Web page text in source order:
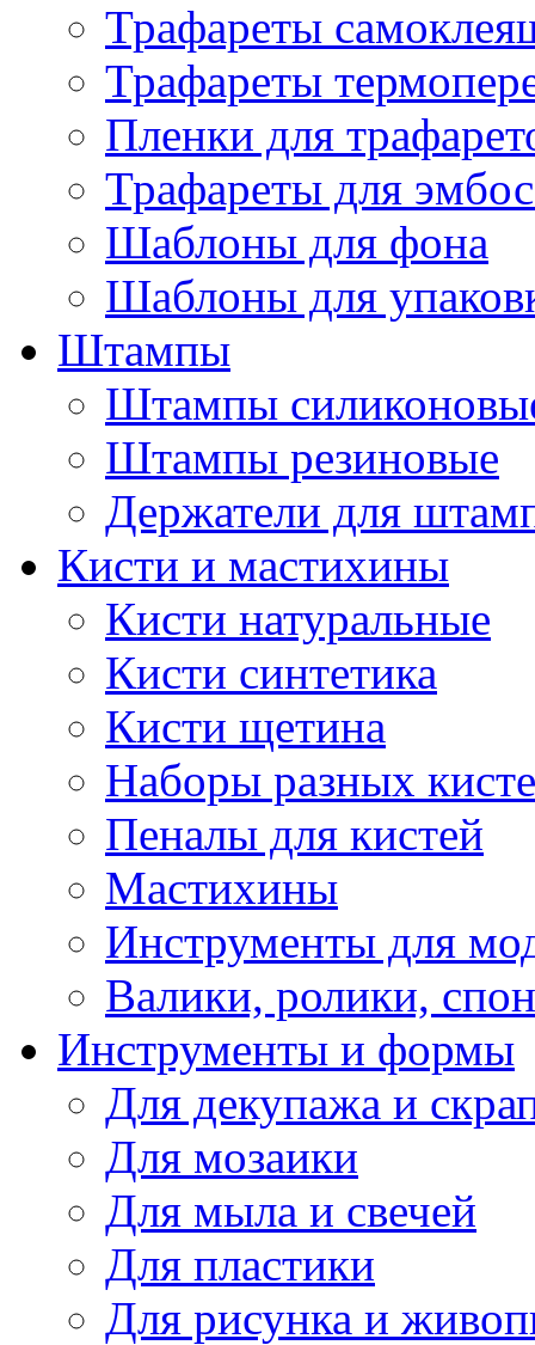
Трафареты
Трафареты
Пленки для
Трафареты для
Шаблоны для фона
Шаблоны для
Штампы
Штампы
Штампы резиновые
Держатели для
Кисти и мастихины
Кисти натуральные
Кисти синтетика
Кисти щетина
Наборы разных
Пеналы для кистей
Мастихины
Инструменты для
Валики, ролики,
Инструменты и формы
Для декупажа и
Для мозаики
Для мыла и свечей
Для пластики
Для рисунка и